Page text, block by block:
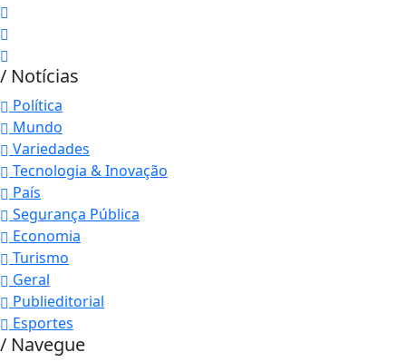
/ Notícias
Política
Mundo
Variedades
Tecnologia & Inovação
País
Segurança Pública
Economia
Turismo
Geral
Publieditorial
Esportes
/ Navegue